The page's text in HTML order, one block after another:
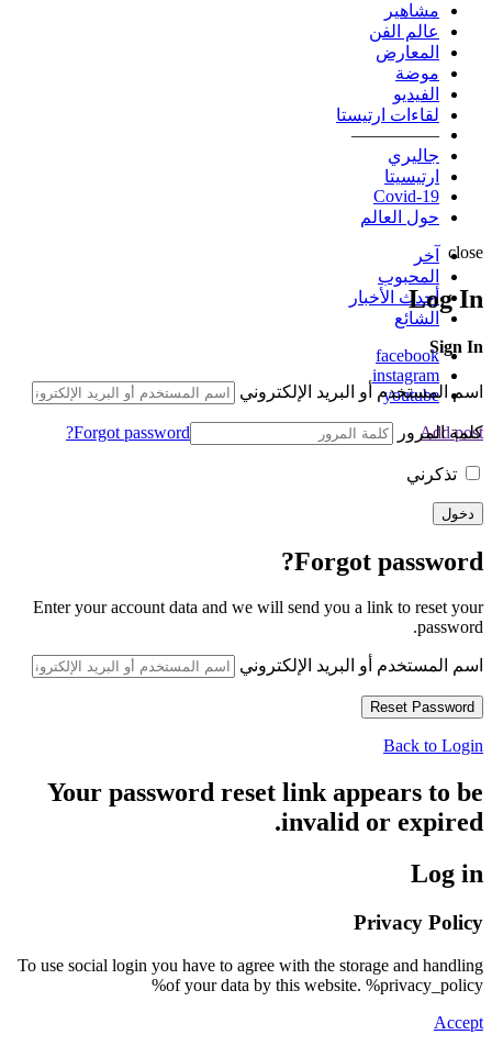
مشاهير
عالم الفن
المعارض
موضة
الفيديو
لقاءات ارتيستا
—————
جاليري
ارتيسيتا
Covid-19
حول العالم
آخر
المحبوب
أحدث الأخبار
الشائع
facebook
instagram
youtube
Add post
close
Log In
Sign In
اسم المستخدم أو البريد الإلكتروني
كلمة المرور Forgot password?
تذكرني
Forgot password?
Enter your account data and we will send you a link to reset your
password.
اسم المستخدم أو البريد الإلكتروني
Back to Login
Your password reset link appears to be
invalid or expired.
Log in
Privacy Policy
To use social login you have to agree with the storage and handling
of your data by this website. %privacy_policy%
Accept